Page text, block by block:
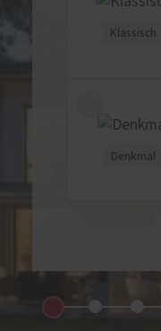
Klassisch
Denkmal